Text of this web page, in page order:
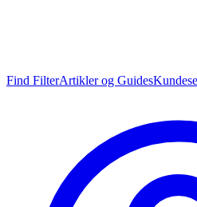
Find FilterArtikler og Guides